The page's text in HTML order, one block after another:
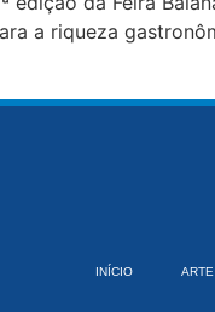
a riqueza
INÍCIO